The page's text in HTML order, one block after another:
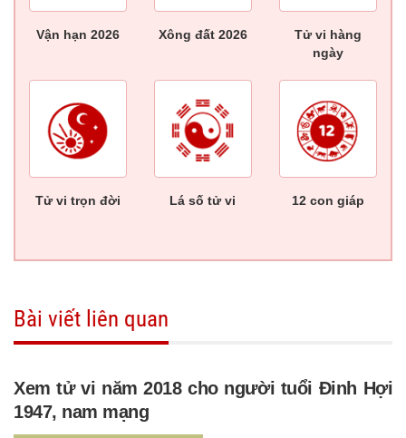
Vận hạn 2026 Xông đất 2026
Tử vi hàng
ngày
Tử vi trọn đời Lá số tử vi 12 con giáp
Bài viết liên quan
Xem tử vi năm 2018 cho người tuổi Đinh Hợi
1947, nam mạng